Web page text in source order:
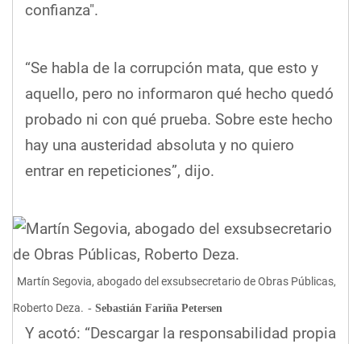
confianza".
“Se habla de la corrupción mata, que esto y
aquello, pero no informaron qué hecho quedó
probado ni con qué prueba. Sobre este hecho
hay una austeridad absoluta y no quiero
entrar en repeticiones”, dijo.
Martín Segovia, abogado del exsubsecretario de Obras Públicas,
Roberto Deza. Sebastián Fariña Petersen
Y acotó: “Descargar la responsabilidad propia